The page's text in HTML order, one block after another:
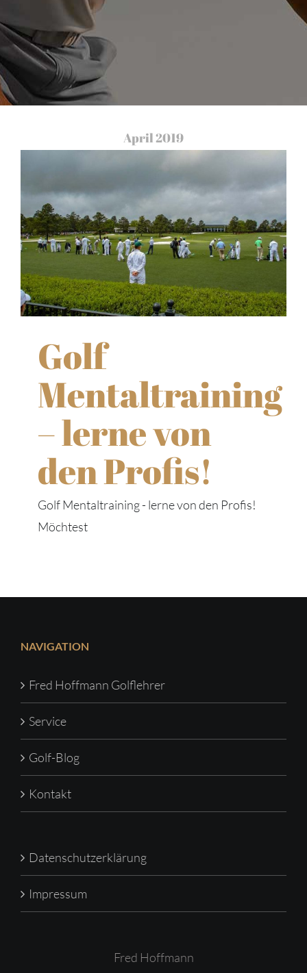
April 2019
Golf
Mentaltraining
– lerne von
den Profis!
Golf Mentaltraining - lerne von den Profis!
Möchtest
NAVIGATION
Fred Hoffmann Golflehrer
Service
Golf-Blog
Kontakt
Datenschutzerklärung
Impressum
Fred Hoffmann